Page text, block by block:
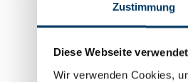
Zustimmung
Diese Webseite
Wir verwenden Cookies,